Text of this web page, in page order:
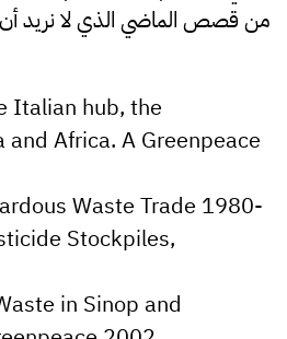
من قصص الماضي الذي لا نريد أن
Italian hub, the
Africa. A Greenpeace
Waste Trade 1980-
Stockpiles,
in Sinop and